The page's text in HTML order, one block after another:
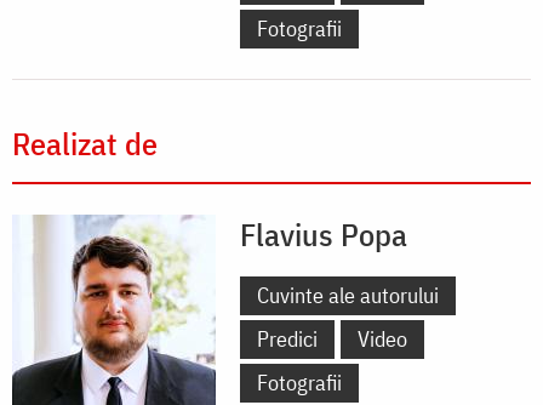
Fotografii
Realizat de
Flavius Popa
Cuvinte ale autorului
Predici
Video
Fotografii